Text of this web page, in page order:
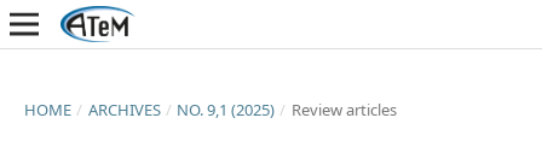
HOME / ARCHIVES / NO. 9,1 (2025) / Review articles